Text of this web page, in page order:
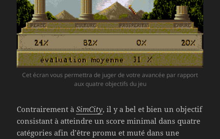
Cet écran vous permettra de juger de votre avancée par rapport
aux quatre objectifs du jeu
Contrairement àSimCity, il y a bel et bien un objectif
consistant à atteindre un score minimal dans quatre
catégories afin d’être promu et muté dans une